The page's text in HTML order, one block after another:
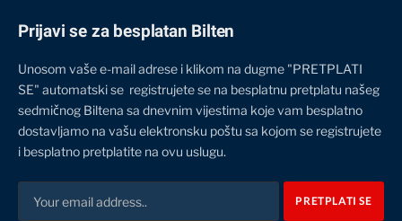
Prijavi se za besplatan Bilten
Unosom vaše e-mail adrese i klikom na dugme "PRETPLATI
SE" automatski se registrujete se na besplatnu pretplatu našeg
sedmičnog Biltena sa dnevnim vijestima koje vam besplatno
dostavljamo na vašu elektronsku poštu sa kojom se registrujete
i besplatno pretplatite na ovu uslugu.